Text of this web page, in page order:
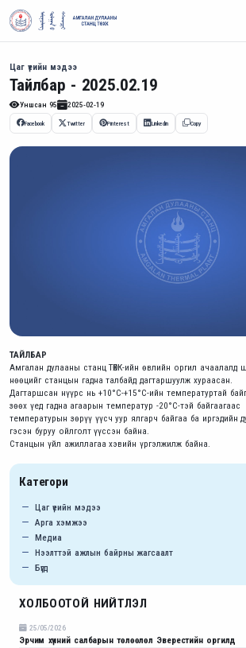
Цаг үеийн мэдээ
Тайлбар - 2025.02.19
Уншсан 95 2025-02-19
Facebook Twitter Pinterest Linkedin Copy
ТАЙЛБАР
Амгалан дулааны станц ТӨХК-ийн өвлийн оргил ачаалалд
нөөцийг станцын гадна талбайд дагтаршуулж хураасан.
Дагтаршсан нүүрс нь +10°C-+15°C-ийн температуртай
зөөх үед гадна агаарын температур -20°C-тэй байгаагаас
температурын зөрүү үүсч уур ялгарч байгаа ба иргэдийн
гэсэн буруу ойлголт үүссэн байна.
Станцын үйл ажиллагаа хэвийн үргэлжилж байна.
Категори
Цаг үеийн мэдээ
Арга хэмжээ
Медиа
Нээлттэй ажлын байрны жагсаалт
Бүгд
ХОЛБООТОЙ НИЙТЛЭЛ
25/05/2026
Эрчим хүчний салбарын төлөөлөл Эверестийн оргилд